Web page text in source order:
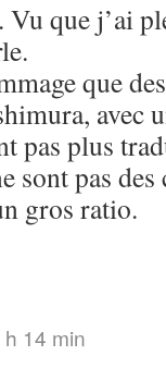
Vu que j’ai
que
avec
pas plus
sont pas
gros ratio.
14 min